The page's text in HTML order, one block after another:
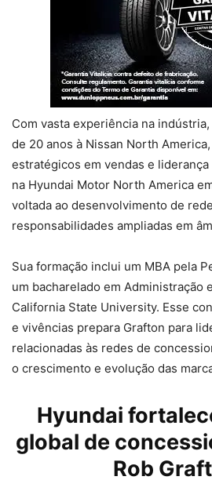
Com vasta experiência na
de 20 anos à Nissan North
estratégicos em vendas e
na Hyundai Motor North America
voltada ao desenvolvimento de
responsabilidades ampliadas em
Sua formação inclui um MBA pela
um bacharelado em Administração
California State University. Esse
e vivências prepara Grafton para
relacionadas às redes de
o crescimento e evolução das
Hyundai
global de
Rob